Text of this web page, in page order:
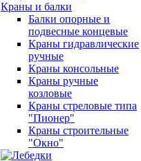
Краны и балки
Балки опорные и
подвесные концевые
Краны гидравлические
ручные
Краны консольные
Краны ручные
козловые
Краны стреловые типа
"Пионер"
Краны строительные
"Окно"